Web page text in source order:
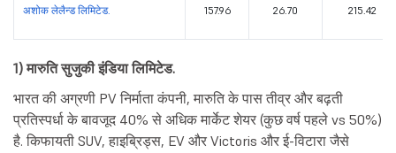
अशोक लेलैन्ड लिमिटेड. 157.96 26.70 215.42
1) मारुति सुजुकी इंडिया लिमिटेड.
भारत की अग्रणी PV निर्माता कंपनी, मारुति के पास तीव्र और बढ़ती
प्रतिस्पर्धा के बावजूद 40% से अधिक मार्केट शेयर (कुछ वर्ष पहले vs 50%)
है. किफायती SUV, हाइब्रिड्स, EV और Victoris और ई-विटारा जैसे